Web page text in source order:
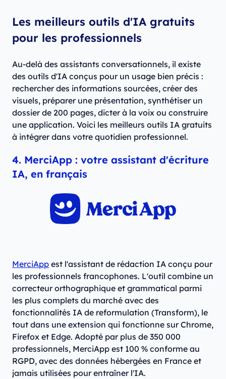
Les meilleurs outils d'IA gratuits
pour les professionnels
Au-delà des assistants conversationnels, il existe
des outils d'IA conçus pour un usage bien précis :
rechercher des informations sourcées, créer des
visuels, préparer une présentation, synthétiser un
dossier de 200 pages, dicter à la voix ou construire
une application. Voici les meilleurs outils IA gratuits
à intégrer dans votre quotidien professionnel.
4. MerciApp : votre assistant d'écriture
IA, en français
MerciApp est l'assistant de rédaction IA conçu pour
les professionnels francophones. L'outil combine un
correcteur orthographique et grammatical parmi
les plus complets du marché avec des
fonctionnalités IA de reformulation (Transform), le
tout dans une extension qui fonctionne sur Chrome,
Firefox et Edge. Adopté par plus de 350 000
professionnels, MerciApp est 100 % conforme au
RGPD, avec des données hébergées en France et
jamais utilisées pour entraîner l'IA.